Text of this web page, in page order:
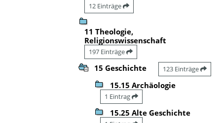
12 Einträge
11 Theologie,
Religionswissenschaft
197 Einträge
15 Geschichte 123 Einträge
15.15 Archäologie
1 Eintrag
15.25 Alte Geschichte